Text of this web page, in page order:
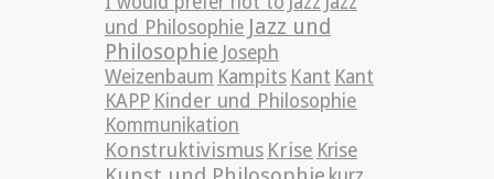
und Philosophie Jazz und
Philosophie Joseph
Weizenbaum Kampits Kant Kant
KAPP Kinder und Philosophie
Kommunikation
Konstruktivismus Krise Krise